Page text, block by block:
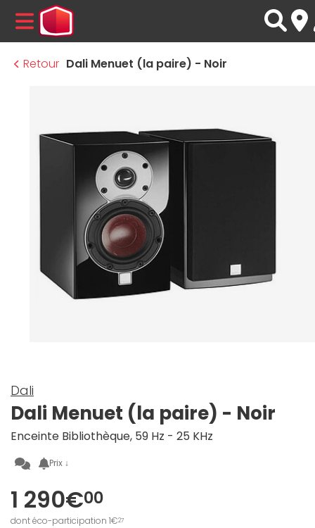
MENU
Retour Dali Menuet (la paire) - Noir
Dali
Dali Menuet (la paire) - Noir
Enceinte Bibliothèque, 59 Hz - 25 KHz
Prix ↓
1 290€00
dont éco-participation 1€27